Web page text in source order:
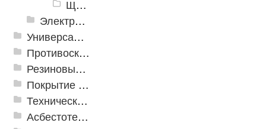
Щетки хозяйственные
Электрика и свет
Универсальные модульные покрытия
Противоскользящая защита для лестниц, профили, ленты
Резиновые и ПВХ дорожки
Покрытие из резиновой крошки
Техническая резина
Асбестотехнические и теплоизоляционные материалы